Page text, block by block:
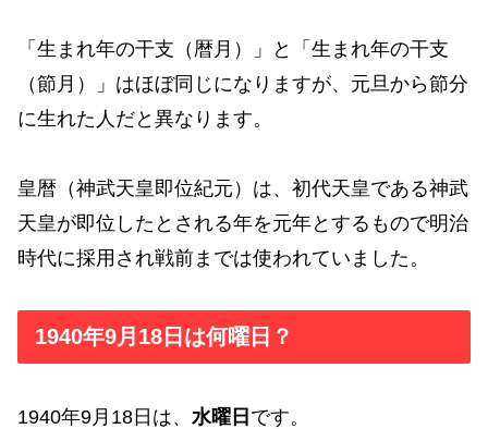
「生まれ年の干支（暦月）」と「生まれ年の干支
（節月）」はほぼ同じになりますが、元旦から節分
に生れた人だと異なります。
皇暦（神武天皇即位紀元）は、初代天皇である神武
天皇が即位したとされる年を元年とするもので明治
時代に採用され戦前までは使われていました。
1940年9月18日は何曜日？
1940年9月18日は、 水曜日 です。